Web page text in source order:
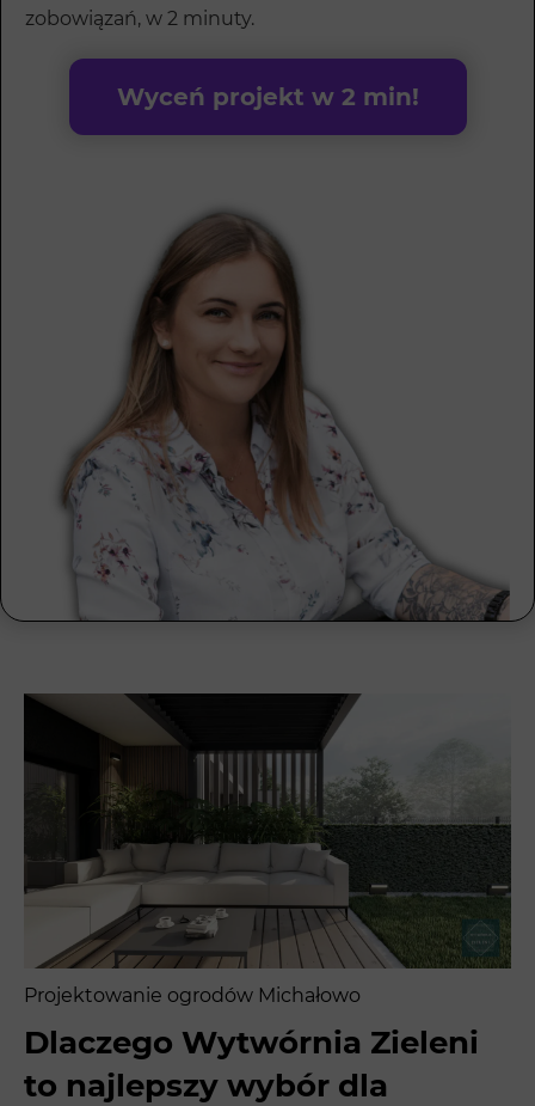
zobowiązań, w 2 minuty.
Wyceń projekt w 2 min!
Projektowanie ogrodów Michałowo
Dlaczego Wytwórnia Zieleni
to najlepszy wybór dla